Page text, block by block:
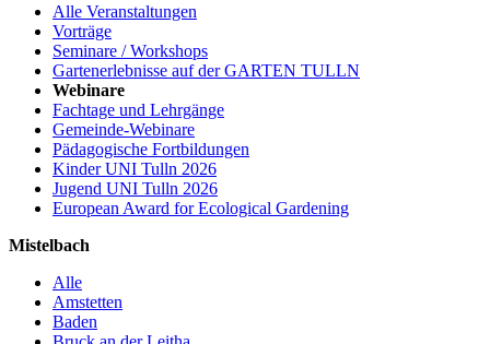
Alle Veranstaltungen
Vorträge
Seminare / Workshops
Gartenerlebnisse auf der GARTEN TULLN
Webinare
Fachtage und Lehrgänge
Gemeinde-Webinare
Pädagogische Fortbildungen
Kinder UNI Tulln 2026
Jugend UNI Tulln 2026
European Award for Ecological Gardening
Mistelbach
Alle
Amstetten
Baden